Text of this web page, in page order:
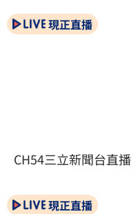
現正直播
CH54三立新聞台直播
現正直播